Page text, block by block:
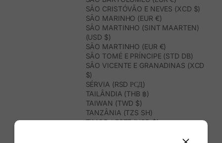
SÃO CRISTÓVÃO E NEVES (XCD $)
SÃO MARINHO (EUR €)
SÃO MARTINHO (SINT MAARTEN)
(USD $)
SÃO MARTINHO (EUR €)
SÃO TOMÉ E PRÍNCIPE (STD DB)
SÃO VICENTE E GRANADINAS (XCD
$)
SÉRVIA (RSD РСД)
TAILÂNDIA (THB ฿)
TAIWAN (TWD $)
TANZÂNIA (TZS SH)
TIMOR-LESTE (USD $)